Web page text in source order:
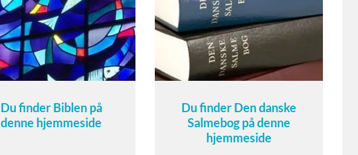
Du finder Biblen på
denne hjemmeside
Du finder Den danske
Salmebog på denne
hjemmeside